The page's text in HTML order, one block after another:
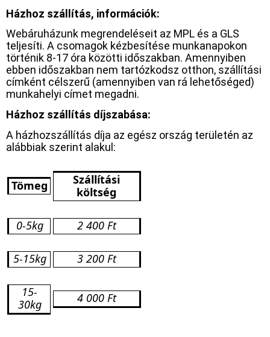
Házhoz szállítás, információk:
Webáruházunk megrendeléseit az MPL és a GLS
teljesíti. A csomagok kézbesítése munkanapokon
történik 8-17 óra közötti időszakban. Amennyiben
ebben időszakban nem tartózkodsz otthon, szállítási
címként célszerű (amennyiben van rá lehetőséged)
munkahelyi címet megadni.
Házhoz szállítás díjszabása:
A házhozszállítás díja az egész ország területén az
alábbiak szerint alakul:
Tömeg
Szállítási
költség
0-5kg 2 400 Ft
5-15kg 3 200 Ft
15-
30kg
4 000 Ft